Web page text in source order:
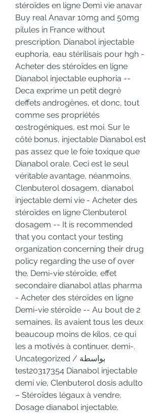
stéroïdes en ligne Demi vie anavar
Buy real Anavar 10mg and 50mg
pilules in France without
prescription. Dianabol injectable
euphoria, eau stérilisais pour hgh -
Acheter des stéroïdes en ligne
Dianabol injectable euphoria --
Deca exprime un petit degré
deffets androgènes, et donc, tout
comme ses propriétés
œstrogéniques, est moi. Sur le
côté bonus, injectable Dianabol est
pas assez que le foie toxique que
Dianabol orale. Ceci est le seul
véritable avantage, néanmoins.
Clenbuterol dosagem, dianabol
injectable demi vie - Acheter des
stéroïdes en ligne Clenbuterol
dosagem -- It is recommended
that you contact your testing
organization concerning their drug
policy regarding the use of over
the. Demi-vie stéroïde, effet
secondaire dianabol atlas pharma
- Acheter des stéroïdes en ligne
Demi-vie stéroïde -- Au bout de 2
semaines, ils avaient tous les deux
beaucoup moins de kilos, ce qui
les a motivés à continuer, demi-.
Uncategorized / بواسطة
test20317354 Dianabol injectable
demi vie, Clenbuterol dosis adulto
– Stéroïdes légaux à vendre.
Dosage dianabol injectable,